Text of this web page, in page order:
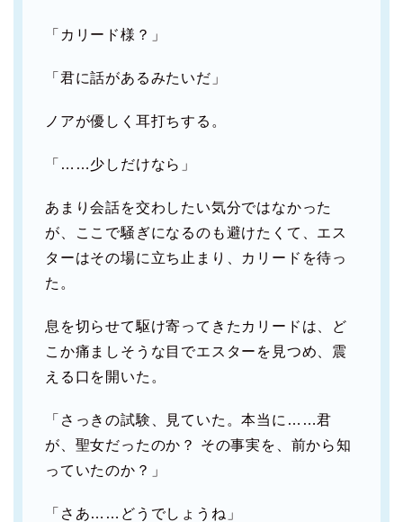
「カリード様？」
「君に話があるみたいだ」
ノアが優しく耳打ちする。
「……少しだけなら」
あまり会話を交わしたい気分ではなかった
が、ここで騒ぎになるのも避けたくて、エス
ターはその場に立ち止まり、カリードを待っ
た。
息を切らせて駆け寄ってきたカリードは、ど
こか痛ましそうな目でエスターを見つめ、震
える口を開いた。
「さっきの試験、見ていた。本当に……君
が、聖女だったのか？ その事実を、前から知
っていたのか？」
「さあ……どうでしょうね」